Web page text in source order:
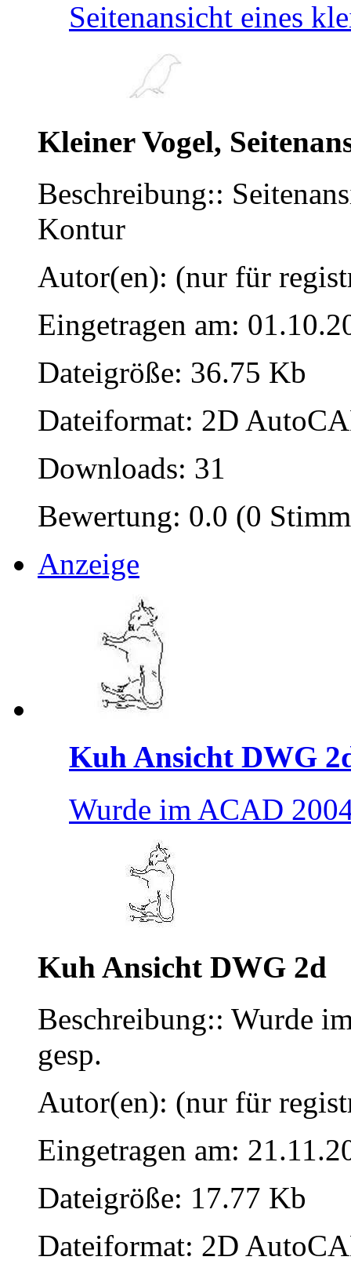
Seitenansicht eines
Kleiner Vogel,
Beschreibung::
Kontur
Autor(en): (nur für
Eingetragen am:
Dateigröße: 36.75 Kb
Dateiformat: 2D
Downloads: 31
Bewertung: 0.0 (0
Anzeige
Kuh Ansicht DWG
Wurde im ACAD
Kuh Ansicht DWG 2d
Beschreibung:: Wurde
gesp.
Autor(en): (nur für
Eingetragen am:
Dateigröße: 17.77 Kb
Dateiformat: 2D